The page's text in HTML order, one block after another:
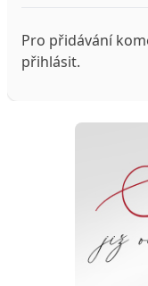
Pro přidávání
přihlásit.